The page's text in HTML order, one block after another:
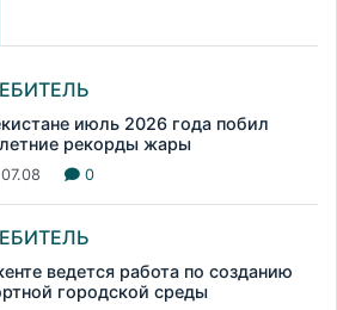
июль 2026 года побил
рекорды жары
0
ведется работа по созданию
городской среды